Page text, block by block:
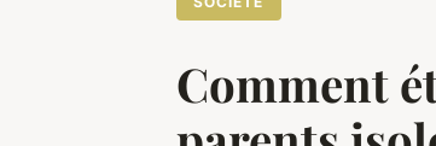
Comment